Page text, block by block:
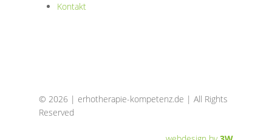
Kontakt
© 2026 | erhotherapie-kompetenz.de | All Rights
Reserved